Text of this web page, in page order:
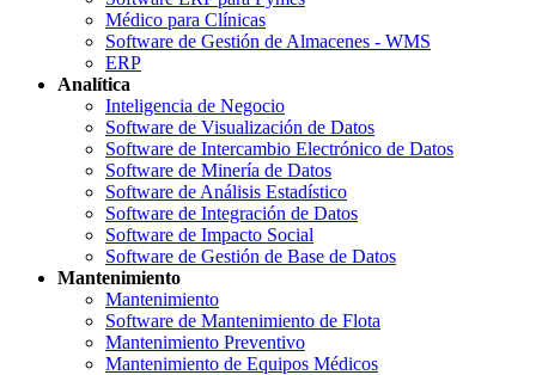
Médico para Clínicas
Software de Gestión de Almacenes - WMS
ERP
Analítica
Inteligencia de Negocio
Software de Visualización de Datos
Software de Intercambio Electrónico de Datos
Software de Minería de Datos
Software de Análisis Estadístico
Software de Integración de Datos
Software de Impacto Social
Software de Gestión de Base de Datos
Mantenimiento
Mantenimiento
Software de Mantenimiento de Flota
Mantenimiento Preventivo
Mantenimiento de Equipos Médicos